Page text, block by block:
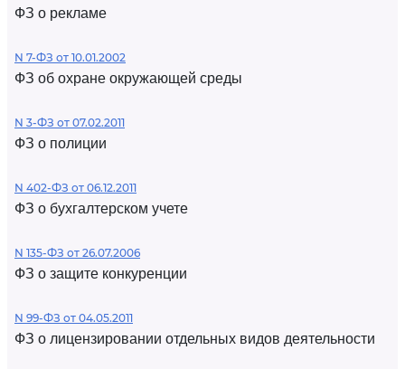
ФЗ о рекламе
N 7-ФЗ от 10.01.2002
ФЗ об охране окружающей среды
N 3-ФЗ от 07.02.2011
ФЗ о полиции
N 402-ФЗ от 06.12.2011
ФЗ о бухгалтерском учете
N 135-ФЗ от 26.07.2006
ФЗ о защите конкуренции
N 99-ФЗ от 04.05.2011
ФЗ о лицензировании отдельных видов деятельности